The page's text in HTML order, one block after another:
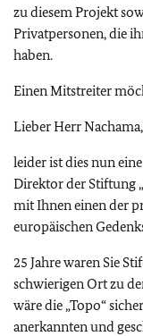
zu diesem Projekt
Privatpersonen, die
haben.
Einen Mitstreiter
Lieber Herr Nachama,
leider ist dies nun
Direktor der Stiftung
mit Ihnen einen der
europäischen
25 Jahre waren Sie
schwierigen Ort zu
wäre die „Topo“
anerkannten und